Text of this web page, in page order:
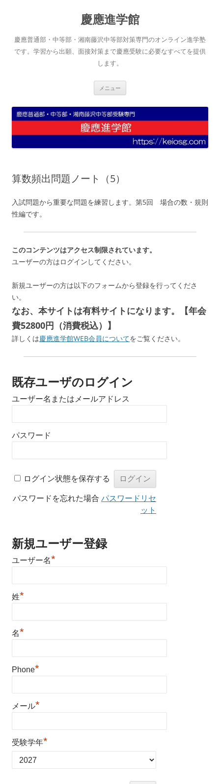
へ
ス
キ
慶應進学館
慶應普通部・中等部・湘南藤沢中等部対策専門のオンライン進学塾
です。学習から出願、面接対策まで慶應受験に必要なすべてを提供
します。
メニュー
算数頻出問題ノート（5）
入試問題から重要な問題を練習します。第5回 場合の数・規則
性編です。
このコンテンツはアクセス制限されています。
ユーザーの方はログインしてください。
新規ユーザーの方は以下のフォームから登録を行ってくださ
い。
なお、本サイトは有料サイトになります。【年会
費52800円（消費税込）】
詳しくは慶應進学館WEB会員についてをご覧ください。
既存ユーザのログイン
ユーザー名またはメールアドレス
パスワード
ログイン状態を保存する
パスワードを忘れた場合 パスワードリセ
ット
新規ユーザー登録
ユーザー名*
姓*
名*
Phone*
メール*
受験学年*